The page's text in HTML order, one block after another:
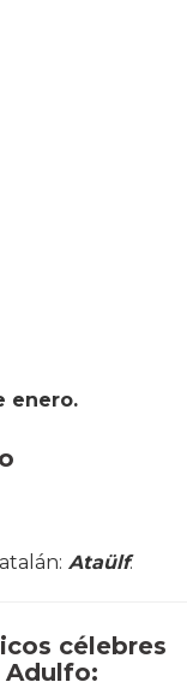
enero.
Ataülf.
célebres